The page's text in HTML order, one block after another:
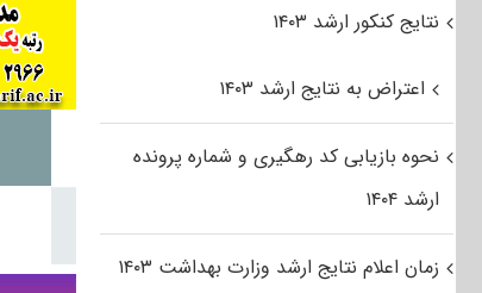
نتایج کنکور ارشد ۱۴۰۳
اعتراض به نتایج ارشد ۱۴۰۳
نحوه بازیابی کد رهگیری و شماره پرونده
ارشد ۱۴۰۴
زمان اعلام نتایج ارشد وزارت بهداشت ۱۴۰۳